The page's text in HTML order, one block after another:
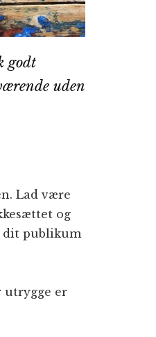
godt
uden
Lad være
og
dit publikum
utrygge er